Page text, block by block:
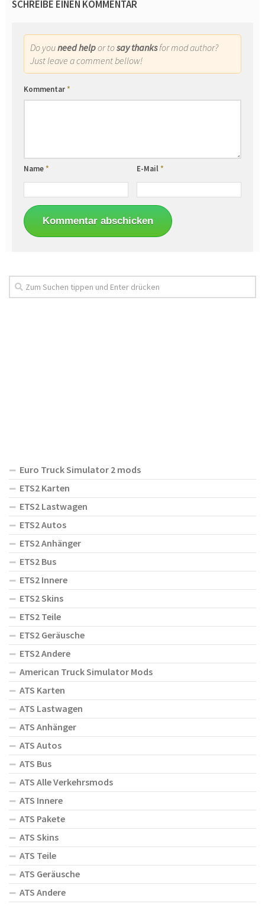
SCHREIBE EINEN KOMMENTAR
Do youneed helpor tosay thanksfor mod author?
Just leave a comment bellow!
Kommentar*
Name* E-Mail*
Euro Truck Simulator 2 mods
ETS2 Karten
ETS2 Lastwagen
ETS2 Autos
ETS2 Anhänger
ETS2 Bus
ETS2 Innere
ETS2 Skins
ETS2 Teile
ETS2 Geräusche
ETS2 Andere
American Truck Simulator Mods
ATS Karten
ATS Lastwagen
ATS Anhänger
ATS Autos
ATS Bus
ATS Alle Verkehrsmods
ATS Innere
ATS Pakete
ATS Skins
ATS Teile
ATS Geräusche
ATS Andere